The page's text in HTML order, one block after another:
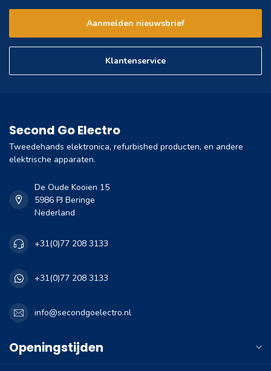
Aanmelden nieuwsbrief
Klantenservice
Second Go Electro
Tweedehands elektronica, refurbished producten, en andere
elektrische apparaten.
De Oude Kooien 15
5986 PJ Beringe
Nederland
+31(0)77 208 3133
+31(0)77 208 3133
info@secondgoelectro.nl
Openingstijden